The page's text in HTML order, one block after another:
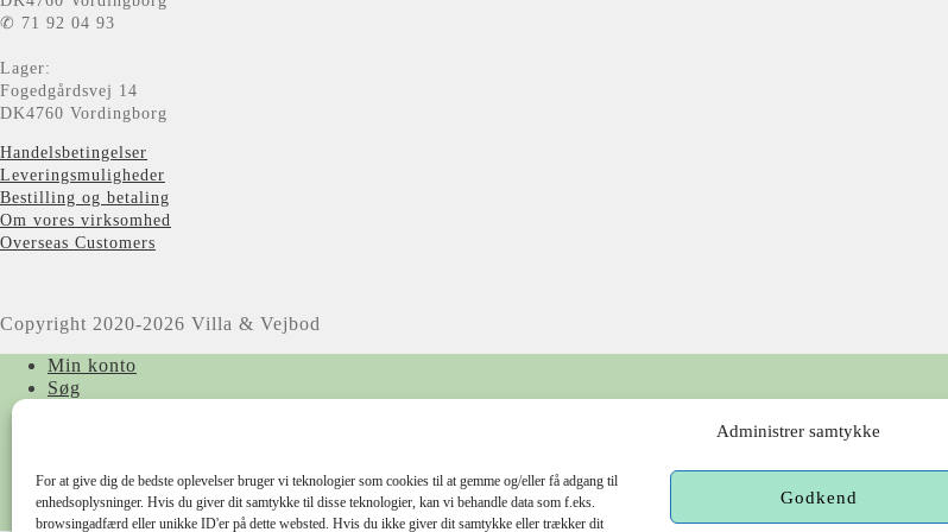
Administrer samtykke
For at give dig de bedste oplevelser bruger vi teknologier som cookies til at gemme og/eller få adgang til
enhedsoplysninger. Hvis du giver dit samtykke til disse teknologier, kan vi behandle data som f.eks.
browsingadfærd eller unikke ID'er på dette websted. Hvis du ikke giver dit samtykke eller trækker dit
Godkend
✆ 71 92 04 93
Lager:
Fogedgårdsvej 14
DK4760 Vordingborg
Handelsbetingelser
Leveringsmuligheder
Bestilling og betaling
Om vores virksomhed
Overseas Customers
Copyright 2020-2026 Villa & Vejbod
Min konto
Søg
Kurv0